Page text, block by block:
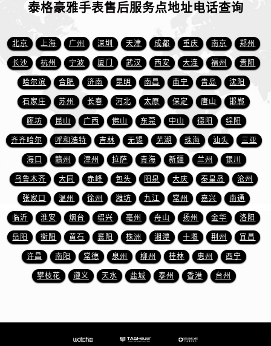
山西省忻州市忻府区和平东街与七一南路交叉口泰格豪雅售后服务中心（需提前预约）
山西省运城市盐湖区河东街泰格豪雅售后服务中心（需提前预约）
山西省长治市潞州区英雄中路泰格豪雅售后服务中心（需提前预约）
山西省太原市迎泽区迎泽街道解放路15号亨得利名表维修授权店3楼泰格豪雅售后服务中心（需提前预约）
天津市和平区赤峰道136号天津国际金融中心26层2603室泰格豪雅售后服务中心（需提前预约）
安徽省安庆市迎江区人民路泰格豪雅售后服务中心（需提前预约）
安徽省蚌埠市蚌山区淮河路泰格豪雅售后服务中心（需提前预约）
安徽省亳州市谯城区魏武大道泰格豪雅售后服务中心（需提前预约）
安徽省池州市贵池区长江路泰格豪雅售后服务中心（需提前预约）
安徽省滁州市琅琊区南谯北路泰格豪雅售后服务中心（需提前预约）
安徽省阜阳市颍州区颍州北路泰格豪雅售后服务中心（需提前预约）
安徽省淮北市相山区淮海路泰格豪雅售后服务中心（需提前预约）
安徽省淮南市田家庵区国庆中路泰格豪雅售后服务中心（需提前预约）
安徽省黄山市屯溪区黄山西路泰格豪雅售后服务中心（需提前预约）
安徽省六安市金安区解放中路泰格豪雅售后服务中心（需提前预约）
泰格豪雅手表售后服务点地址电话查询
北京 上海 广州 深圳 天津 成都 重庆 南京 郑州
长沙 杭州 宁波 厦门 武汉 西安 大连 福州 贵阳
哈尔滨 合肥 济南 昆明 南昌 南宁 青岛 沈阳
石家庄 苏州 长春 河北 太原 保定 唐山 邯郸
廊坊 昆山 广西 佛山 东莞 中山 德阳 绵阳
齐齐哈尔 呼和浩特 吉林 无锡 芜湖 珠海 汕头 三亚
海口 赣州 漳州 拉萨 青海 新疆 兰州 银川
乌鲁木齐 大同 赤峰 包头 阳泉 大庆 秦皇岛 沧州
张家口 温州 徐州 潍坊 九江 常州 嘉兴 南通
临沂 淮安 烟台 绍兴 亳州 舟山 扬州 金华 洛阳
岳阳 衡阳 黄石 襄阳 株洲 湘潭 十堰 荆州 宜昌
许昌 南阳 常德 泉州 柳州 桂林 惠州 西宁
攀枝花 遵义 天水 盐城 泰州 香港 台州